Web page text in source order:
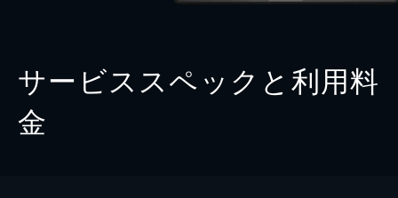
サービススペックと利用料
金